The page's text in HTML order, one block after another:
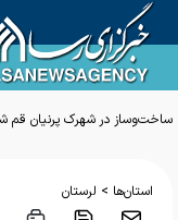
ساخت‌وساز در شهرک پرنیان قم
استان‌ها > لرستان